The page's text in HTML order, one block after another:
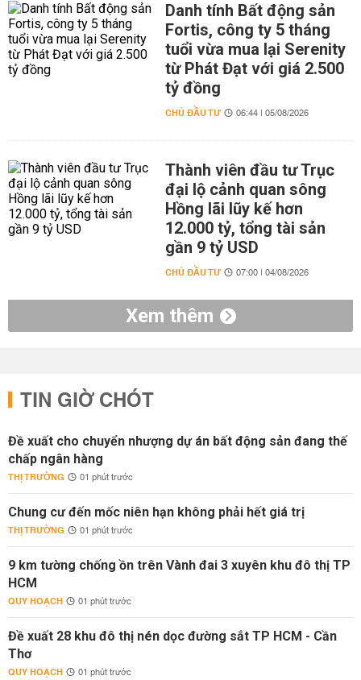
Danh tính Bất động sản
Fortis, công ty 5 tháng
tuổi vừa mua lại Serenity
từ Phát Đạt với giá 2.500
tỷ đồng
CHỦ ĐẦU TƯ 06:44 | 05/08/2026
Thành viên đầu tư Trục
đại lộ cảnh quan sông
Hồng lãi lũy kế hơn
12.000 tỷ, tổng tài sản
gần 9 tỷ USD
CHỦ ĐẦU TƯ 07:00 | 04/08/2026
Xem thêm
TIN GIỜ CHÓT
Đề xuất cho chuyển nhượng dự án bất động sản đang thế
chấp ngân hàng
THỊ TRƯỜNG 01 phút trước
Chung cư đến mốc niên hạn không phải hết giá trị
THỊ TRƯỜNG 01 phút trước
9 km tường chống ồn trên Vành đai 3 xuyên khu đô thị TP
HCM
QUY HOẠCH 01 phút trước
Đề xuất 28 khu đô thị nén dọc đường sắt TP HCM - Cần
Thơ
QUY HOẠCH 01 phút trước